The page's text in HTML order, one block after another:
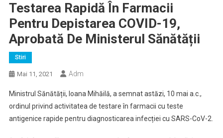
Testarea Rapidă În Farmacii
Pentru Depistarea COVID-19,
Aprobată De Ministerul Sănătății
Stiri
Mai 11, 2021 Adm
Ministrul Sănătății, Ioana Mihăilă, a semnat astăzi, 10 mai a.c.,
ordinul privind activitatea de testare în farmacii cu teste
antigenice rapide pentru diagnosticarea infecției cu SARS-CoV-2.